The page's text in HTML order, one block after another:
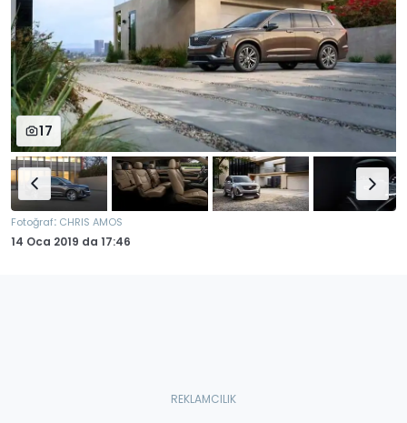
17
Fotoğraf: CHRIS AMOS
14 Oca 2019 da 17:46